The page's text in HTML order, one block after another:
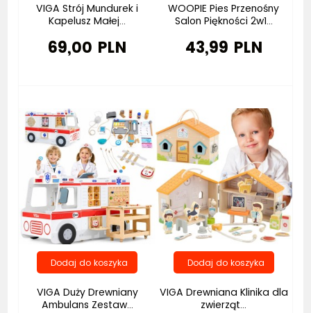
VIGA Strój Mundurek i
Kapelusz Małej...
69,00 PLN
WOOPIE Pies Przenośny
Salon Piękności 2w1...
43,99 PLN
VIGA Duży Drewniany
Ambulans Zestaw...
VIGA Drewniana Klinika dla
zwierząt...